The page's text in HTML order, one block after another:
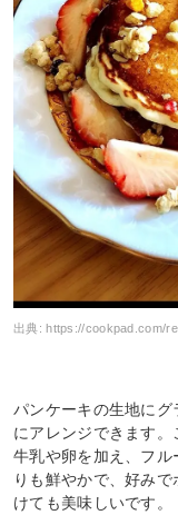
出典:https://cookpad.com/
パンケーキの生地に
にアレンジできます
牛乳や卵を加え、フ
りも鮮やかで、好み
けても美味しいです。